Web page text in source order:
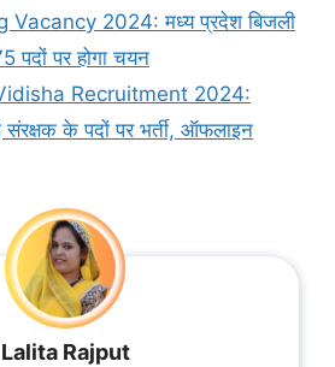
Vacancy 2024: मध्य प्रदेश बिजली
पदों पर होगा चयन
Recruitment 2024:
संरक्षक के पदों पर भर्ती, ऑफलाइन
Lalita Rajput